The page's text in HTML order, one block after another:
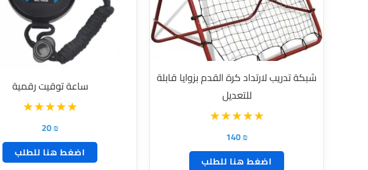
شبكة تدريب لارتداد كرة القدم بزوايا قابلة
للتعديل
140₪
اضغط هنا للطلب
ساعة توقيت رقمية
20₪
اضغط هنا للطلب